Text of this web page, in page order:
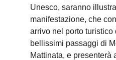
Unesco, saranno
manifestazione, che
arrivo nel porto turistico
bellissimi passaggi di
Mattinata, e presenterà